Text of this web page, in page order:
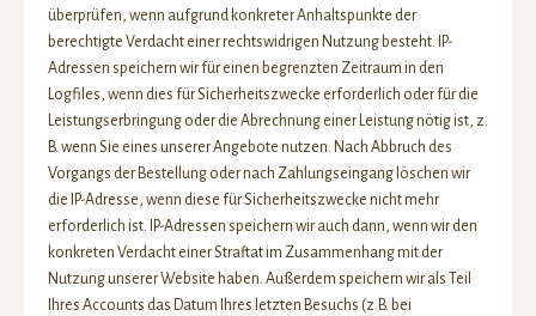
überprüfen, wenn aufgrund konkreter Anhaltspunkte der
berechtigte Verdacht einer rechtswidrigen Nutzung besteht. IP-
Adressen speichern wir für einen begrenzten Zeitraum in den
Logfiles, wenn dies für Sicherheitszwecke erforderlich oder für die
Leistungserbringung oder die Abrechnung einer Leistung nötig ist, z.
B. wenn Sie eines unserer Angebote nutzen. Nach Abbruch des
Vorgangs der Bestellung oder nach Zahlungseingang löschen wir
die IP-Adresse, wenn diese für Sicherheitszwecke nicht mehr
erforderlich ist. IP-Adressen speichern wir auch dann, wenn wir den
konkreten Verdacht einer Straftat im Zusammenhang mit der
Nutzung unserer Website haben. Außerdem speichern wir als Teil
Ihres Accounts das Datum Ihres letzten Besuchs (z.B. bei